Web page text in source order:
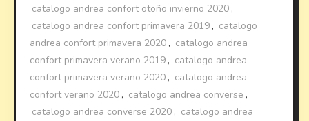
catalogo andrea confort otoño invierno 2020 ,
catalogo andrea confort primavera 2019 , catalogo
andrea confort primavera 2020 , catalogo andrea
confort primavera verano 2019 , catalogo andrea
confort primavera verano 2020 , catalogo andrea
confort verano 2020 , catalogo andrea converse ,
catalogo andrea converse 2020 , catalogo andrea